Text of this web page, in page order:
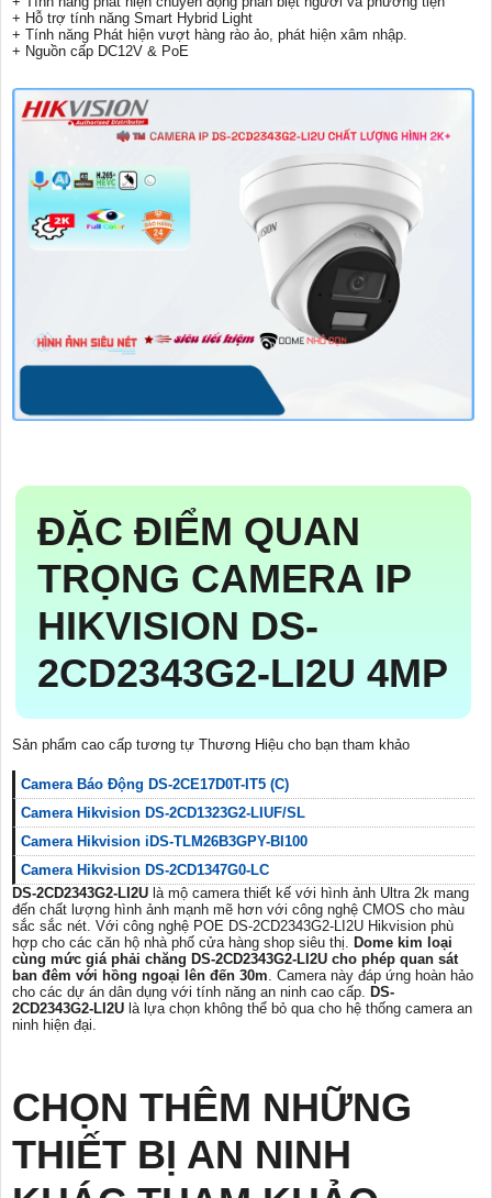
+ Hỗ trợ tính năng Smart Hybrid Light
+ Tính năng Phát hiện vượt hàng rào ảo, phát hiện xâm nhập.
+ Nguồn cấp DC12V & PoE
ĐẶC ĐIỂM QUAN
TRỌNG CAMERA IP
HIKVISION DS-
2CD2343G2-LI2U 4MP
Sản phẩm cao cấp tương tự Thương Hiệu cho bạn tham khảo
Camera Báo Động DS-2CE17D0T-IT5 (C)
Camera Hikvision DS-2CD1323G2-LIUF/SL
Camera Hikvision iDS-TLM26B3GPY-BI100
Camera Hikvision DS-2CD1347G0-LC
DS-2CD2343G2-LI2U là mộ camera thiết kế với hình ảnh Ultra 2k mang
đến chất lượng hình ảnh mạnh mẽ hơn với công nghệ CMOS cho màu
sắc sắc nét. Với công nghệ POE DS-2CD2343G2-LI2U Hikvision phù
hợp cho các căn hộ nhà phố cửa hàng shop siêu thị.
Dome kim loại
cùng mức giá phải chăng DS-2CD2343G2-LI2U cho phép quan sát
ban đêm với hồng ngoại lên đến 30m . Camera này đáp ứng hoàn hảo
cho các dự án dân dụng với tính năng an ninh cao cấp.
DS-
2CD2343G2-LI2U là lựa chọn không thể bỏ qua cho hệ thống camera an
ninh hiện đại.
CHỌN THÊM NHỮNG
THIẾT BỊ AN NINH